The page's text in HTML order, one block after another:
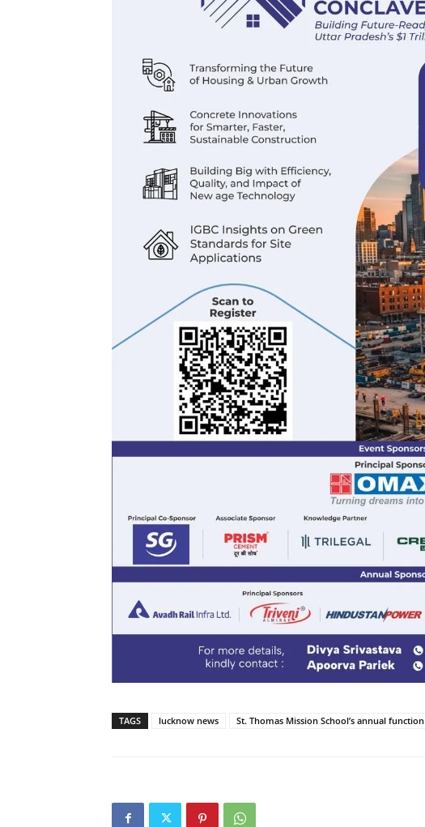
TAGS lucknow news St. Thomas Mission School’s annual function